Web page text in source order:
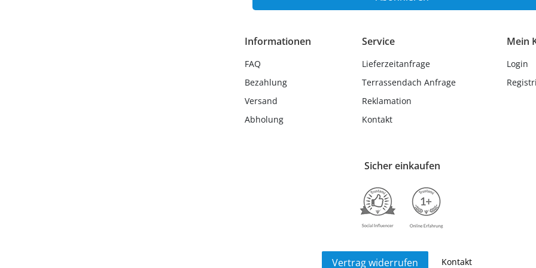
Informationen
FAQ
Bezahlung
Versand
Abholung
Service
Lieferzeitanfrage
Terrassendach Anfrage
Reklamation
Kontakt
Mein
Login
Sicher einkaufen
Vertrag widerrufen Kontakt